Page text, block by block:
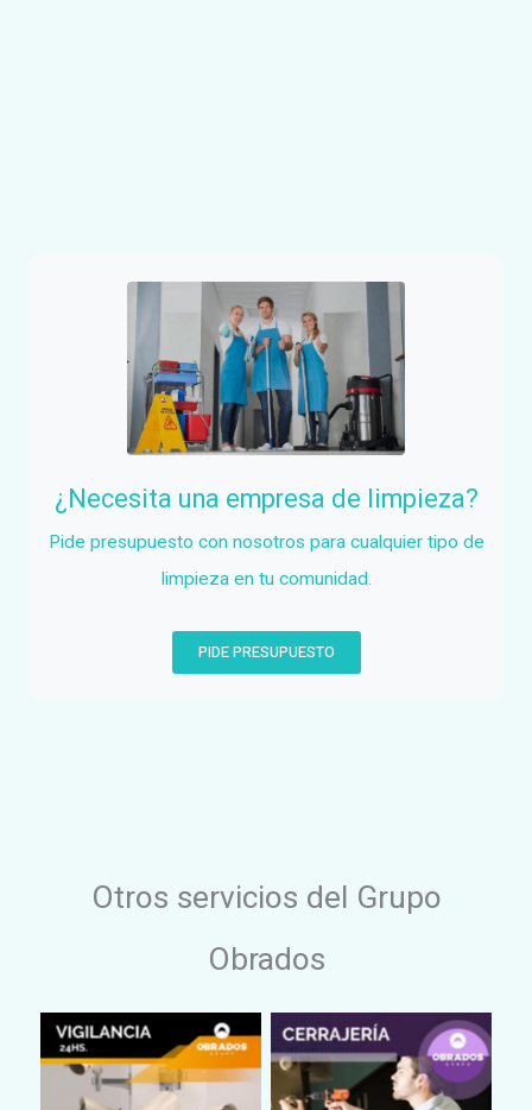
¿Necesita una empresa de limpieza?
Pide presupuesto con nosotros para cualquier tipo de
limpieza en tu comunidad.
PIDE PRESUPUESTO
Otros servicios del Grupo
Obrados